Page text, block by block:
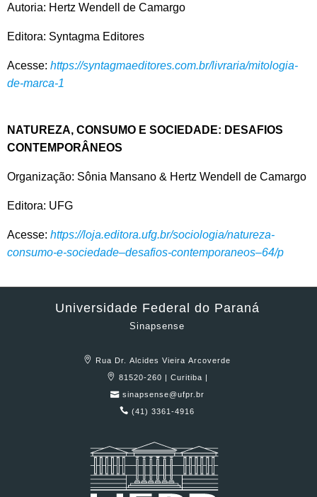
Autoria: Hertz Wendell de Camargo
Editora: Syntagma Editores
Acesse: https://syntagmaeditores.com.br/livraria/mitologia-
de-marca-1
NATUREZA, CONSUMO E SOCIEDADE: DESAFIOS
CONTEMPORÂNEOS
Organização: Sônia Mansano & Hertz Wendell de Camargo
Editora: UFG
Acesse: https://loja.editora.ufg.br/sociologia/natureza-
consumo-e-sociedade–desafios-contemporaneos–64/p
Universidade Federal do Paraná
Sinapsense
Rua Dr. Alcides Vieira Arcoverde
81520-260 | Curitiba |
sinapsense@ufpr.br
(41) 3361-4916